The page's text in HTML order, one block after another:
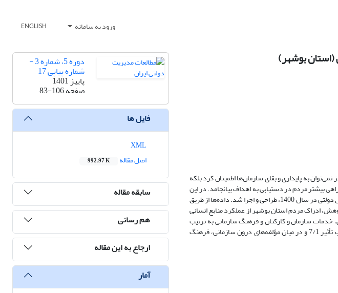
ورود به سامانه ENGLISH
(استان بوشهر)
به پایداری و بقای سازمان‌ها اطمینان کرد بلکه
بیشتر مردم در دستیابی به اهداف بیانجامد. در این
راستا پژوهش حاضر با هدف بررسی تأثیر مؤلفه‌های مؤثر بر ادراک مردم استان بوشهر نسبت به عملکرد منابع انسانی در بخش دولتی در سال 1400، طراحی و اجرا شد. داده‌ها از طریق
پژوهش، ادراک مردم استان بوشهر از عملکرد منابع انسانی
خدمات سازمان و کارکنان و فرهنگ سازمانی به ترتیب
بالاترین نمره را کسب کردند. همچنین آزمون لاجیت تعیین کرد که از میان مؤلفه‌های برون‌سازمانی، فرهنگ عمومی با ضریب تأثیر 7/1 و در میان مؤلفه‌های درون سازمانی، فرهنگ
دوره 5، شماره 3 -
شماره پیاپی 17
پاییز 1401
صفحه83-106
فایل ها
اصل مقاله
992.97 K
سابقه مقاله
هم رسانی
ارجاع به این مقاله
آمار